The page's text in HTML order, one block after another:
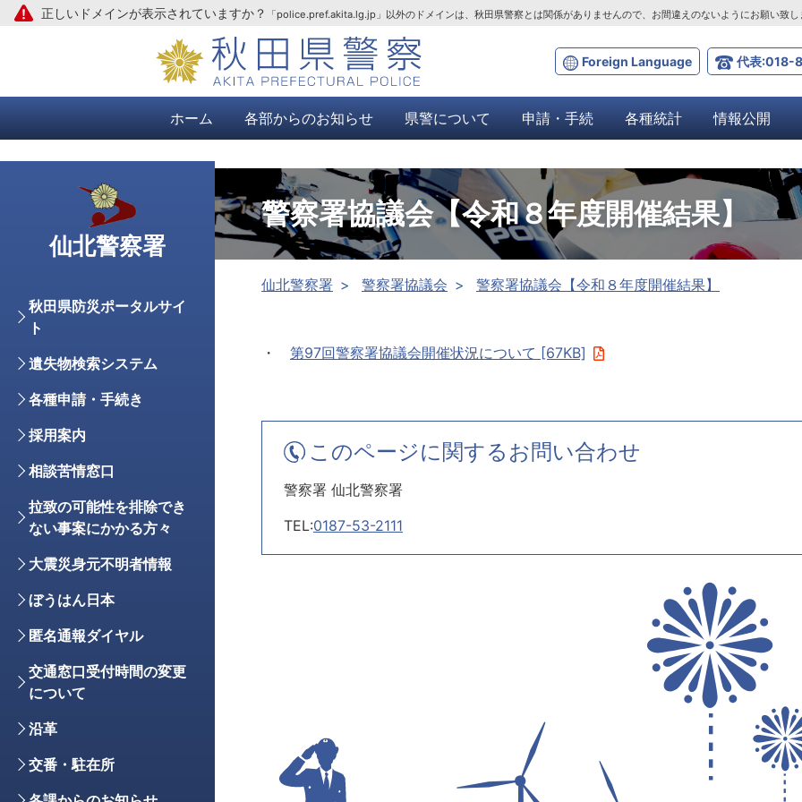
本文へ
Foreign Language 代表:018-
正しいドメインが表示されていますか？ 「police.pref.akita.lg.jp」以外のドメインは、秋田県警察とは関係がありませんので、お間違えのないようにお願い致し
ホーム 各部からのお知らせ 県警について 申請・手続 各種統計 情報公開
警察署協議会【令和８年度開催結果】
仙北警察署 警察署協議会 警察署協議会【令和８年度開催結果】
・ 第97回警察署協議会開催状況について [67KB]
このページに関するお問い合わせ
警察署 仙北警察署
TEL:0187-53-2111
仙北警察署
秋田県防災ポータルサイ
ト
遺失物検索システム
各種申請・手続き
採用案内
相談苦情窓口
拉致の可能性を排除でき
ない事案にかかる方々
大震災身元不明者情報
ぼうはん日本
匿名通報ダイヤル
交通窓口受付時間の変更
について
沿革
交番・駐在所